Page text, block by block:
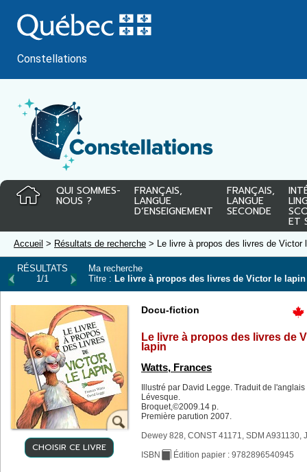
au
contenu
Constellations
QUI SOMMES-
NOUS ?
FRANÇAIS,
LANGUE
D’ENSEIGNEMENT
FRANÇAIS,
LANGUE
SECONDE
ET
Accueil > Résultats de recherche > Le livre à propos des livres de Victor
RÉSULTATS
1/1
Ma recherche
Titre : Le livre à propos des livres de Victor le lapin
CHOISIR CE LIVRE
Docu-fiction
Le livre à propos des livres de
lapin
Watts, Frances
Illustré par David Legge. Traduit de
Lévesque.
Broquet,©2009.14 p.
Première parution 2007.
Dewey 828, CONST 41171, SDM A931130,
ISBN Édition papier : 9782896540945